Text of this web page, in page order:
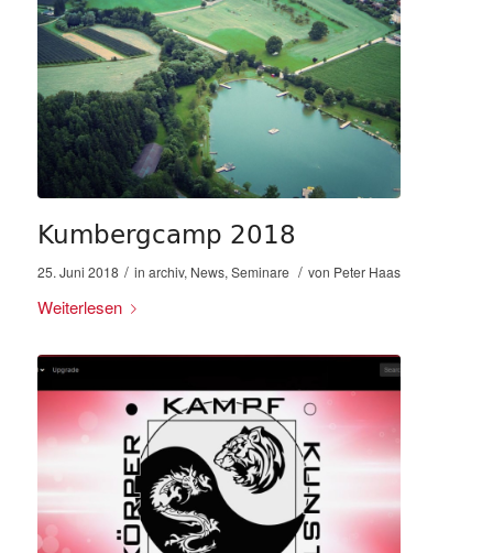
Kumbergcamp 2018
25. Juni 2018 / in archiv, News, Seminare / von Peter Haas
Weiterlesen